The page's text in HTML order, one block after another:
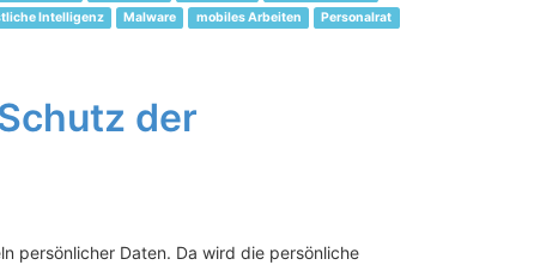
Intelligenz Malware mobiles Arbeiten
Personalrat
der
persönlicher Daten. Da wird die persönliche